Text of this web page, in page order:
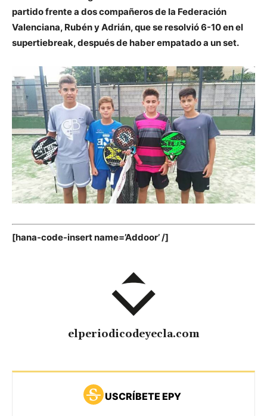
partido frente a dos compañeros de la Federación
Valenciana, Rubén y Adrián, que se resolvió 6-10 en el
supertiebreak, después de haber empatado a un set.
[hana-code-insert name=’Addoor’ /]
elperiodicodeyecla.com
USCRÍBETE EPY